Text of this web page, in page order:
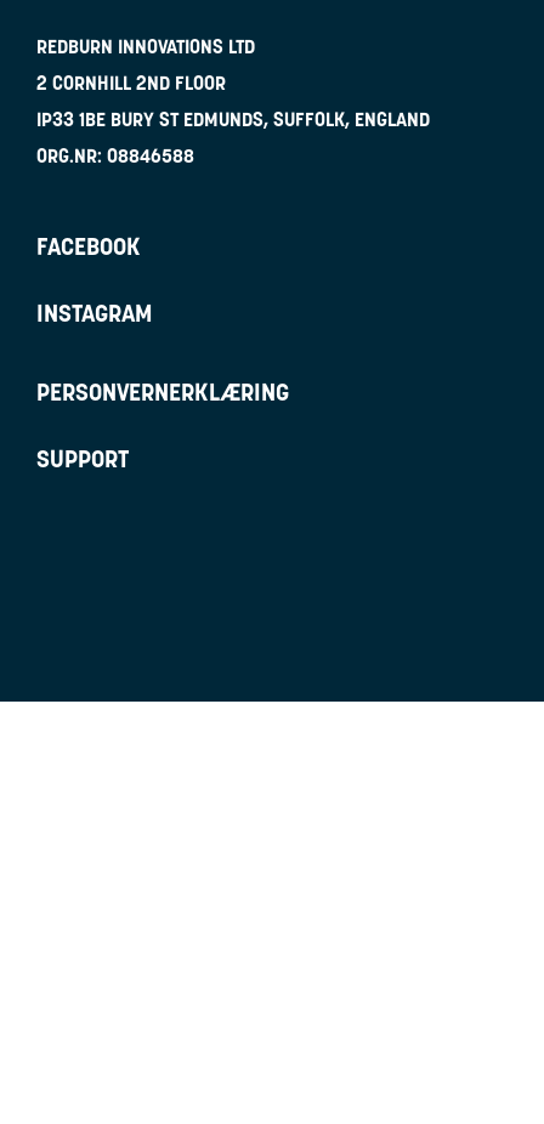
REDBURN INNOVATIONS LTD
2 CORNHILL 2ND FLOOR
IP33 1BE BURY ST EDMUNDS, SUFFOLK, ENGLAND
ORG.NR: 08846588
FACEBOOK
INSTAGRAM
PERSONVERNERKLÆRING
SUPPORT